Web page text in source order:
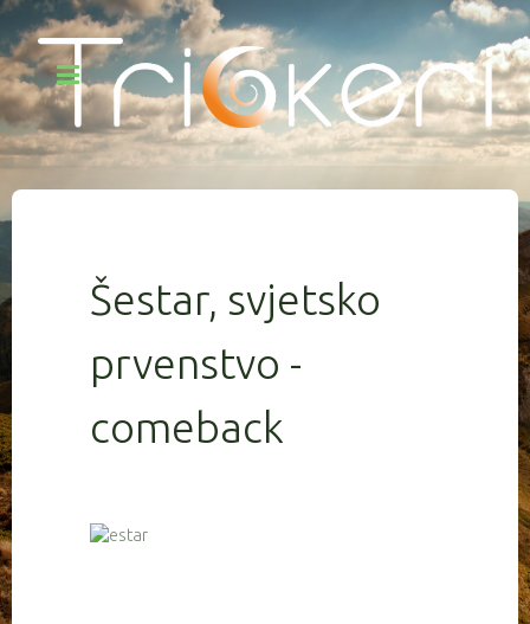
Šestar, svjetsko
prvenstvo -
comeback